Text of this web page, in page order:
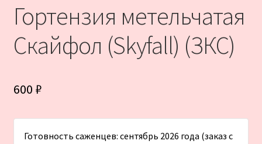
Гортензия метельчатая
Скайфол (Skyfall) (ЗКС)
600 ₽
Готовность саженцев: сентябрь 2026 года (заказ с